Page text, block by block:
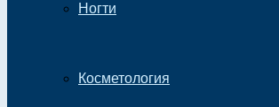
Ногти
Косметология